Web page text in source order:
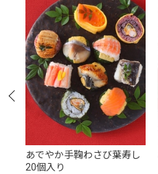
あでやか手鞠わさび葉寿し
20個入り